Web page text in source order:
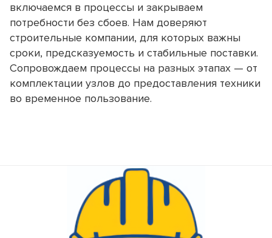
включаемся в процессы и закрываем
потребности без сбоев. Нам доверяют
строительные компании, для которых важны
сроки, предсказуемость и стабильные поставки.
Сопровождаем процессы на разных этапах — от
комплектации узлов до предоставления техники
во временное пользование.